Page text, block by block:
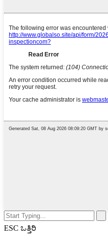
ESC ಒತ್ತಿರಿ